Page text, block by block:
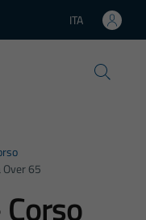
Lingua attiva:
ITA
Over 65